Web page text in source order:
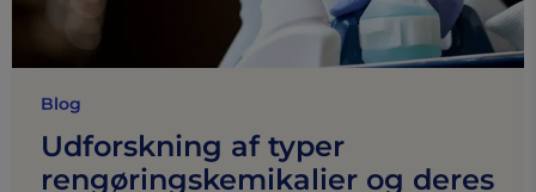
Blog
Udforskning af typer
rengøringskemikalier og deres